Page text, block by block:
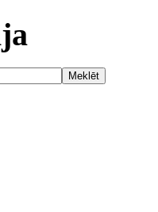
Meklēt